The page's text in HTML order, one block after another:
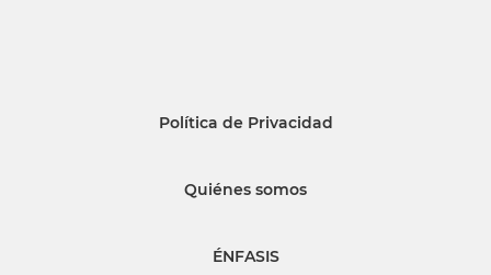
Política de Privacidad
Quiénes somos
ÉNFASIS